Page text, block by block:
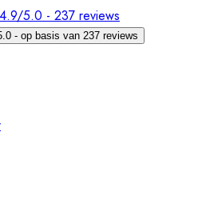
5.0 - 237 reviews
- op basis van 237 reviews